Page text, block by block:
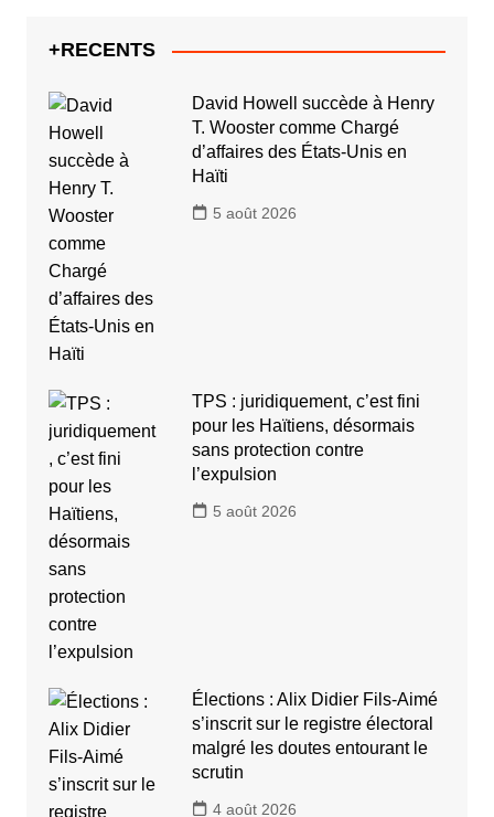
+RECENTS
David Howell succède à Henry
T. Wooster comme Chargé
d’affaires des États-Unis en
Haïti
5 août 2026
TPS : juridiquement, c’est fini
pour les Haïtiens, désormais
sans protection contre
l’expulsion
5 août 2026
Élections : Alix Didier Fils-Aimé
s’inscrit sur le registre électoral
malgré les doutes entourant le
scrutin
4 août 2026